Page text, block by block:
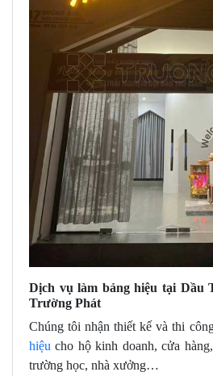
Dịch vụ làm bảng hiệu tại Dầu
Trường Phát
Chúng tôi nhận thiết kế và thi
hiệu cho hộ kinh doanh, cửa
trường học, nhà xưởng…